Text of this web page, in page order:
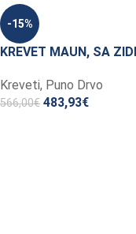
-15%
KREVET MAUN, SA
Kreveti, Puno Drvo
566,00€ 483,93€